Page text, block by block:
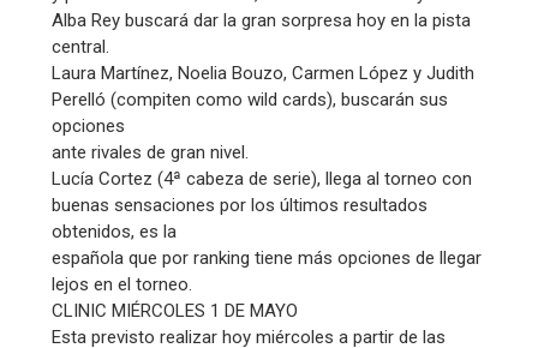
Alba Rey buscará dar la gran sorpresa hoy en la pista
central.
Laura Martínez, Noelia Bouzo, Carmen López y Judith
Perelló (compiten como wild cards), buscarán sus
opciones
ante rivales de gran nivel.
Lucía Cortez (4ª cabeza de serie), llega al torneo con
buenas sensaciones por los últimos resultados
obtenidos, es la
española que por ranking tiene más opciones de llegar
lejos en el torneo.
CLINIC MIÉRCOLES 1 DE MAYO
Esta previsto realizar hoy miércoles a partir de las